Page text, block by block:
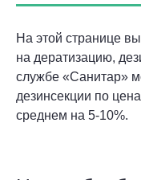
На этой странице
на дератизацию,
службе «Санитар»
дезинсекции по
среднем на 5-10%.